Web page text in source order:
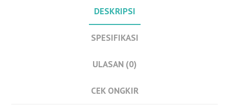
DESKRIPSI
SPESIFIKASI
ULASAN (0)
CEK ONGKIR